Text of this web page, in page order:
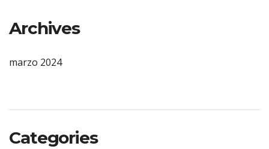
Archives
marzo 2024
Categories